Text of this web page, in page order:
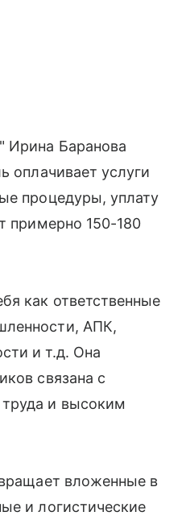
Ирина Баранова
оплачивает услуги
процедуры, уплату
примерно 150-180
как ответственные
АПК,
и т.д. Она
связана с
и высоким
вложенные в
и логистические